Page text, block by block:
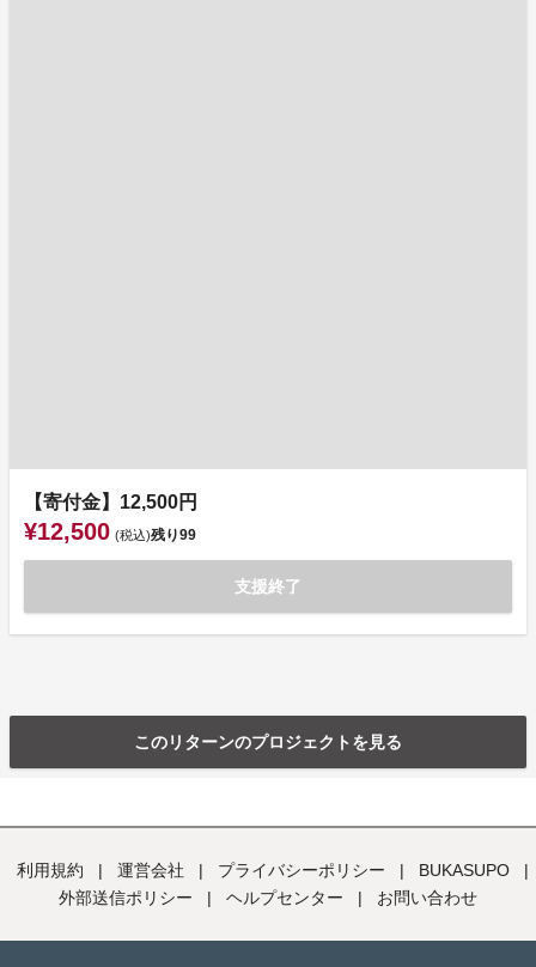
【寄付金】12,500円
¥12,500 (税込)残り99
支援終了
このリターンのプロジェクトを見る
利用規約 | 運営会社 | プライバシーポリシー | BUKASUPO
|
外部送信ポリシー
| ヘルプセンター | お問い合わせ